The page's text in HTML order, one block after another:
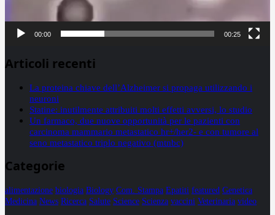
00:00 00:25
Articoli recenti
La proteina chiave dell’Alzheimer si propaga utilizzando i
neuroni
Statine: inutilmente attribuiti molti effetti avversi, lo studio
Un farmaco, due nuove opportunità per le pazienti con
carcinoma mammario metastatico hr+/her2- e con tumore al
seno metastatico triplo negativo (mtnbc)
Categorie
alimentazione biologia Biology Com. Stampa Epatiti featured Genetica
Medicina News Ricerca Salute Science Scienza vaccini Veterinaria video